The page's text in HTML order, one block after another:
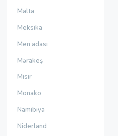
Malta
Meksika
Men adası
Mərakeş
Misir
Monako
Namibiya
Niderland